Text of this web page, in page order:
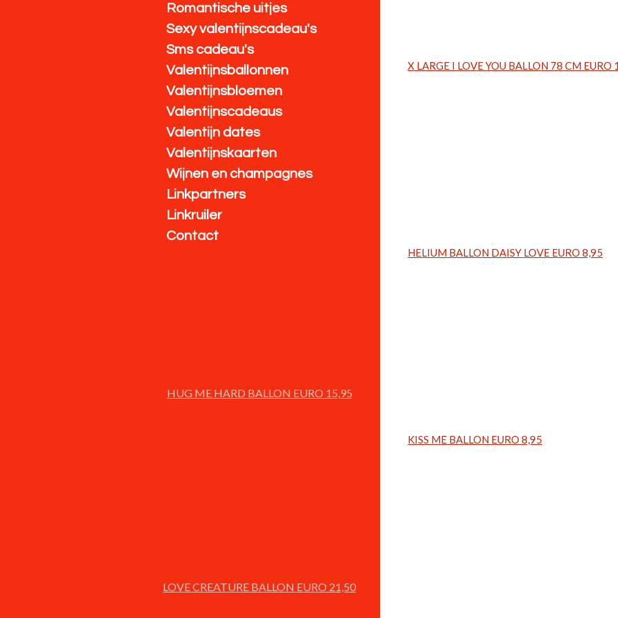
X LARGE I LOVE YOU BALLON 78 CM EURO
HELIUM BALLON DAISY LOVE EURO 8,95
KISS ME BALLON EURO 8,95
Romantische uitjes
Sexy valentijnscadeau's
Sms cadeau's
Valentijnsballonnen
Valentijnsbloemen
Valentijnscadeaus
Valentijn dates
Valentijnskaarten
Wijnen en champagnes
Linkpartners
Linkruiler
Contact
HUG ME HARD BALLON EURO 15,95
LOVE CREATURE BALLON EURO 21,50